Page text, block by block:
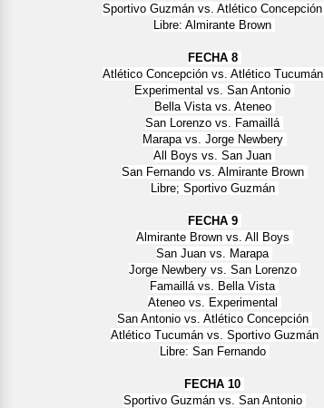
Sportivo Guzmán vs. Atlético Concepción
Libre: Almirante Brown
FECHA 8
Atlético Concepción vs. Atlético Tucumán
Experimental vs. San Antonio
Bella Vista vs. Ateneo
San Lorenzo vs. Famaillá
Marapa vs. Jorge Newbery
All Boys vs. San Juan
San Fernando vs. Almirante Brown
Libre; Sportivo Guzmán
FECHA 9
Almirante Brown vs. All Boys
San Juan vs. Marapa
Jorge Newbery vs. San Lorenzo
Famaillá vs. Bella Vista
Ateneo vs. Experimental
San Antonio vs. Atlético Concepción
Atlético Tucumán vs. Sportivo Guzmán
Libre: San Fernando
FECHA 10
Sportivo Guzmán vs. San Antonio